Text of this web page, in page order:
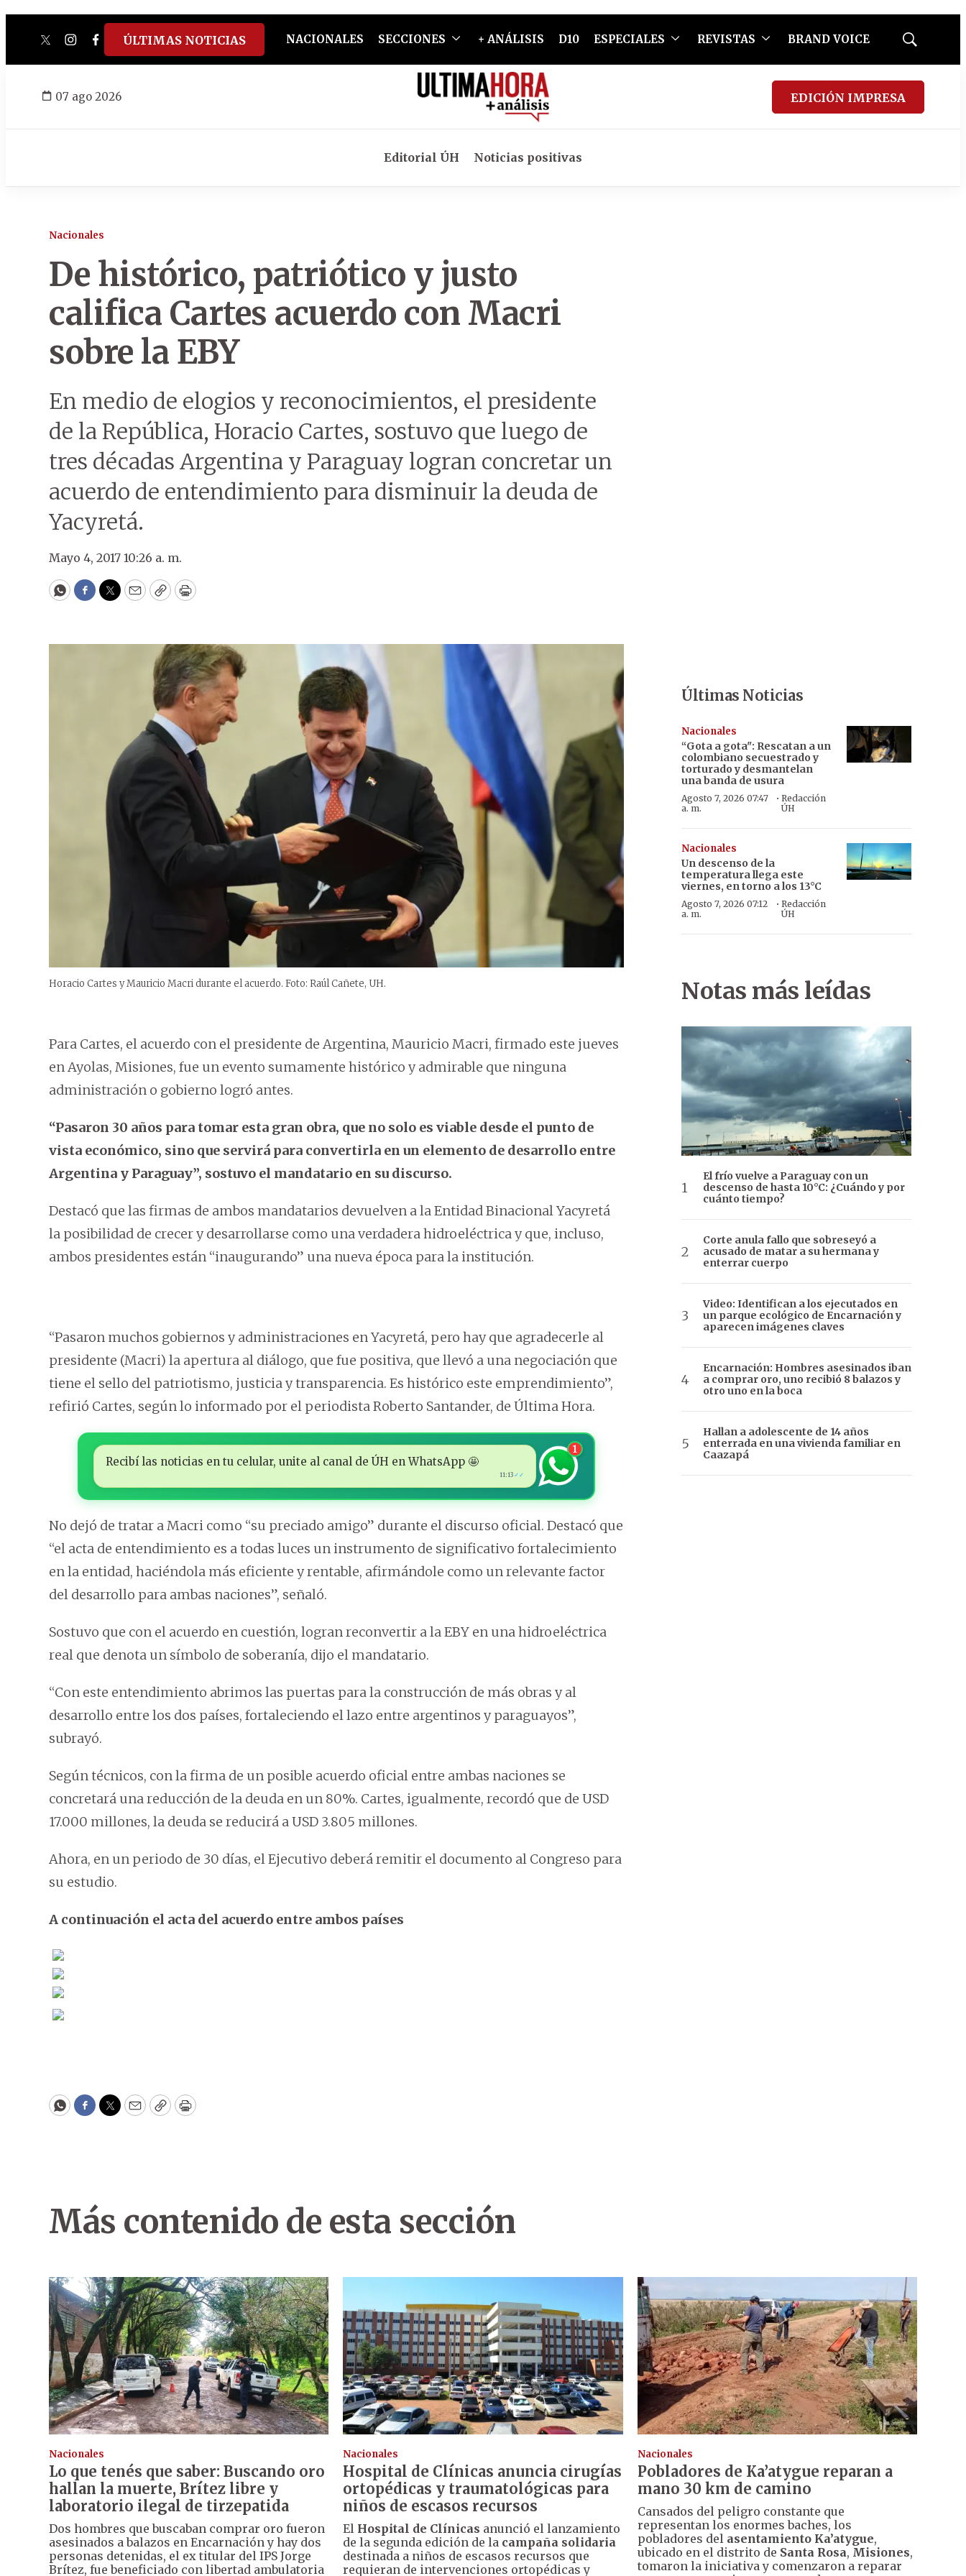
twitterinstagram
facebook
tiktokyoutube
spotify
ÚLTIMAS NOTICIAS NACIONALES SECCIONES + ANÁLISIS D10 ESPECIALES REVISTAS BRAND VOICE
Mostrar
07 ago 2026 EDICIÓN IMPRESA
Editorial ÚH Noticias positivas
Nacionales
De histórico, patriótico y justo
califica Cartes acuerdo con Macri
sobre la EBY
En medio de elogios y reconocimientos, el presidente
de la República, Horacio Cartes, sostuvo que luego de
tres décadas Argentina y Paraguay logran concretar un
acuerdo de entendimiento para disminuir la deuda de
Yacyretá.
Mayo 4, 2017 10:26 a. m.
WhatsApp
Facebook
Twitter
EmailCopyPrint
Horacio Cartes y Mauricio Macri durante el acuerdo. Foto: Raúl Cañete, UH.
Para Cartes, el acuerdo con el presidente de Argentina, Mauricio Macri, firmado este jueves
en Ayolas, Misiones, fue un evento sumamente histórico y admirable que ninguna
administración o gobierno logró antes.
“Pasaron 30 años para tomar esta gran obra, que no solo es viable desde el punto de
vista económico, sino que servirá para convertirla en un elemento de desarrollo entre
Argentina y Paraguay”, sostuvo el mandatario en su discurso.
Destacó que las firmas de ambos mandatarios devuelven a la Entidad Binacional Yacyretá
la posibilidad de crecer y desarrollarse como una verdadera hidroeléctrica y que, incluso,
ambos presidentes están “inaugurando” una nueva época para la institución.
“Pasaron muchos gobiernos y administraciones en Yacyretá, pero hay que agradecerle al
presidente (Macri) la apertura al diálogo, que fue positiva, que llevó a una negociación que
tiene el sello del patriotismo, justicia y transparencia. Es histórico este emprendimiento”,
refirió Cartes, según lo informado por el periodista Roberto Santander, de Última Hora.
Recibí las noticias en tu celular, unite al canal de ÚH en WhatsApp 🤩
11:13 ✓✓
1
No dejó de tratar a Macri como “su preciado amigo” durante el discurso oficial. Destacó que
“el acta de entendimiento es a todas luces un instrumento de significativo fortalecimiento
en la entidad, haciéndola más eficiente y rentable, afirmándole como un relevante factor
del desarrollo para ambas naciones”, señaló.
Sostuvo que con el acuerdo en cuestión, logran reconvertir a la EBY en una hidroeléctrica
real que denota un símbolo de soberanía, dijo el mandatario.
“Con este entendimiento abrimos las puertas para la construcción de más obras y al
desarrollo entre los dos países, fortaleciendo el lazo entre argentinos y paraguayos”,
subrayó.
Según técnicos, con la firma de un posible acuerdo oficial entre ambas naciones se
concretará una reducción de la deuda en un 80%. Cartes, igualmente, recordó que de USD
17.000 millones, la deuda se reducirá a USD 3.805 millones.
Ahora, en un periodo de 30 días, el Ejecutivo deberá remitir el documento al Congreso para
su estudio.
A continuación el acta del acuerdo entre ambos países
WhatsApp
Facebook
Twitter
EmailCopyPrint
Últimas Noticias
Nacionales
“Gota a gota": Rescatan a un
colombiano secuestrado y
torturado y desmantelan
una banda de usura
Agosto 7, 2026 07:47
a. m.
· Redacción
ÚH
Nacionales
Un descenso de la
temperatura llega este
viernes, en torno a los 13°C
Agosto 7, 2026 07:12
a. m.
· Redacción
ÚH
Notas más leídas
El frío vuelve a Paraguay con un
descenso de hasta 10°C: ¿Cuándo y por
cuánto tiempo?
Corte anula fallo que sobreseyó a
acusado de matar a su hermana y
enterrar cuerpo
Video: Identifican a los ejecutados en
un parque ecológico de Encarnación y
aparecen imágenes claves
Encarnación: Hombres asesinados iban
a comprar oro, uno recibió 8 balazos y
otro uno en la boca
Hallan a adolescente de 14 años
enterrada en una vivienda familiar en
Caazapá
Más contenido de esta sección
Nacionales
Lo que tenés que saber: Buscando oro
hallan la muerte, Brítez libre y
laboratorio ilegal de tirzepatida
Dos hombres que buscaban comprar oro fueron
asesinados a balazos en Encarnación y hay dos
personas detenidas, el ex titular del IPS Jorge
Brítez, fue beneficiado con libertad ambulatoria
Nacionales
Hospital de Clínicas anuncia cirugías
ortopédicas y traumatológicas para
niños de escasos recursos
El Hospital de Clínicas anunció el lanzamiento
de la segunda edición de la campaña solidaria
destinada a niños de escasos recursos que
requieran de intervenciones ortopédicas y
Nacionales
Pobladores de Ka’atygue reparan a
mano 30 km de camino
Cansados del peligro constante que
representan los enormes baches, los
pobladores del asentamiento Ka’atygue,
ubicado en el distrito de Santa Rosa, Misiones,
tomaron la iniciativa y comenzaron a reparar